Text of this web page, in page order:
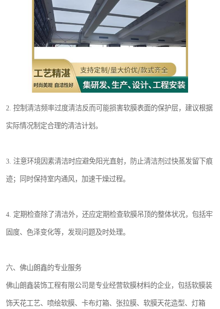
2. 控制清洁频率过度清洁反而可能损害软膜表面的保护层，建议根据
实际情况制定合理的清洁计划。
3. 注意环境因素清洁时应避免阳光直射，防止清洁剂过快蒸发留下痕
迹；同时保持室内通风，加速干燥过程。
4. 定期检查除了清洁外，还应定期检查软膜吊顶的整体状况，包括牢
固度、色泽变化等，发现问题及时处理。
六、佛山朗鑫的专业服务
佛山朗鑫装饰工程有限公司是专业经营软膜材料的企业，包括软膜装
饰天花工艺、喷绘软膜、卡布灯箱、张拉膜、软膜天花造型、灯箱